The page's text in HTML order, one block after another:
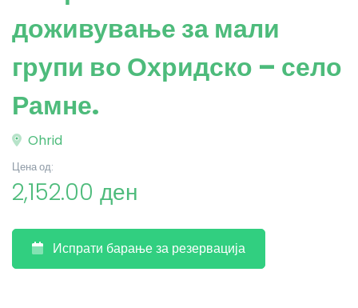
доживување за мали
групи во Охридско – село
Рамне.
Ohrid
Цена од:
2,152.00 ден
Испрати барање за резервација